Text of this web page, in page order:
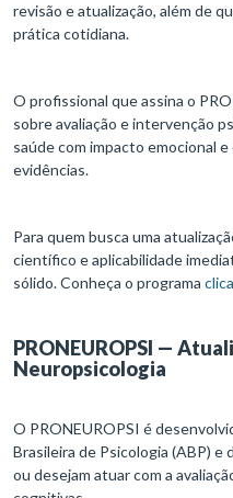
revisão e atualização, além de
prática cotidiana.
O profissional que assina o
sobre avaliação e intervenção
saúde com impacto emocional
evidências.
Para quem busca uma
científico e aplicabilidade
sólido. Conheça o programa
PRONEUROPSI —
Neuropsicologia
O PRONEUROPSI é
Brasileira de Psicologia (ABP)
ou desejam atuar com a